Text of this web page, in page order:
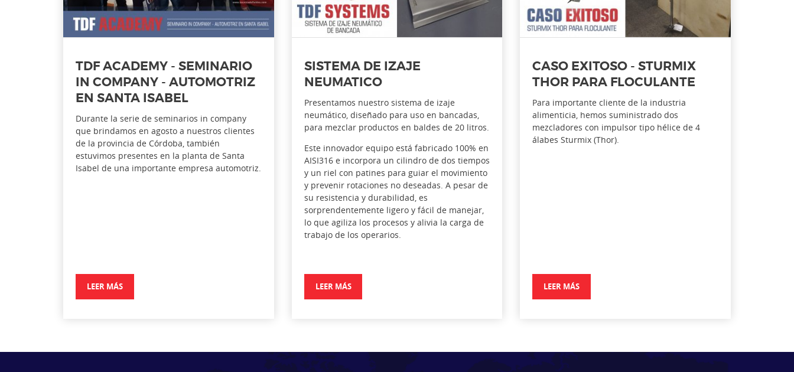
TDF ACADEMY - SEMINARIO
IN COMPANY - AUTOMOTRIZ
EN SANTA ISABEL
Durante la serie de seminarios in company
que brindamos en agosto a nuestros clientes
de la provincia de Córdoba, también
estuvimos presentes en la planta de Santa
Isabel de una importante empresa automotriz.
LEER MÁS
SISTEMA DE IZAJE
NEUMATICO
Presentamos nuestro sistema de izaje
neumático, diseñado para uso en bancadas,
para mezclar productos en baldes de 20 litros.
Este innovador equipo está fabricado 100% en
AISI316 e incorpora un cilindro de dos tiempos
y un riel con patines para guiar el movimiento
y prevenir rotaciones no deseadas. A pesar de
su resistencia y durabilidad, es
sorprendentemente ligero y fácil de manejar,
lo que agiliza los procesos y alivia la carga de
trabajo de los operarios.
LEER MÁS
CASO EXITOSO - STURMIX
THOR PARA FLOCULANTE
Para importante cliente de la industria
alimenticia, hemos suministrado dos
mezcladores con impulsor tipo hélice de 4
álabes Sturmix (Thor).
LEER MÁS